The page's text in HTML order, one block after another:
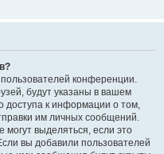
конференции.
будут указаны в вашем
доступа к информации о том,
им личных сообщений.
выделяться, если это
вы добавили пользователей